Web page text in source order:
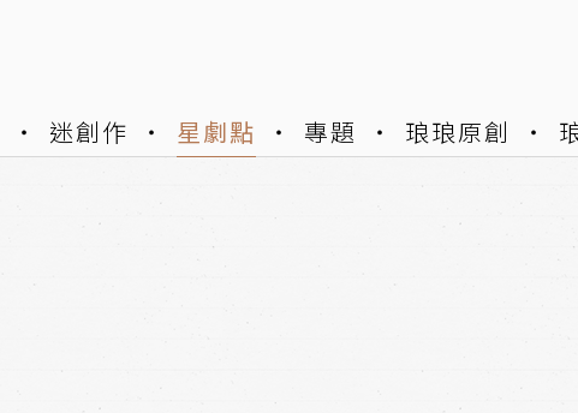
迷創作 星劇點 專題 琅琅原創